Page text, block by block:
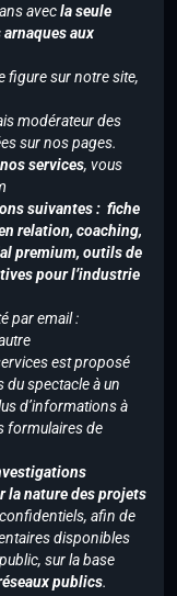
avecla seule
aux
figure sur notre site,
modérateur des
sur nos pages.
services, vous
suivantes : fiche
relation, coaching,
premium, outils de
pour l’industrie
par email :
est proposé
du spectacle à un
d’informations à
formulaires de
la nature des projets
afin de
disponibles
sur la base
publics.